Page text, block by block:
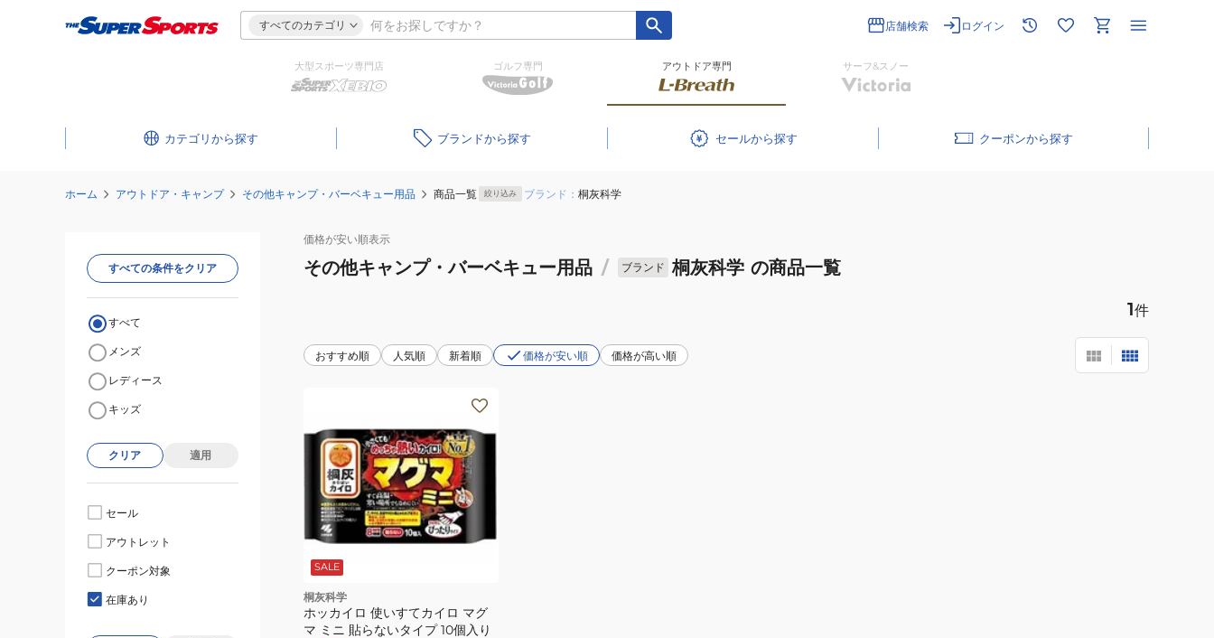
すべてのカテゴリ 店舗検索 ログイン
大型スポーツ専門店 ゴルフ専門 アウトドア専門 サーフ&スノー
カテゴリ ブランド セール クーポン
ホーム アウトドア・キャンプ その他キャンプ・バーベキュー用品 商品一覧 絞り込み ブランド： 桐灰科学
価格が安い順表示
その他キャンプ・バーベキュー用品 / ブランド 桐灰科学 の商品一覧
1件
おすすめ順 人気順 新着順 価格が安い順 価格が高い順
SALE
桐灰科学
ホッカイロ 使いすてカイロ マグ
マ ミニ 貼らないタイプ 10個入り
すべての条件をクリア
すべて
メンズ
レディース
キッズ
クリア 適用
セール
アウトレット
クーポン対象
在庫あり